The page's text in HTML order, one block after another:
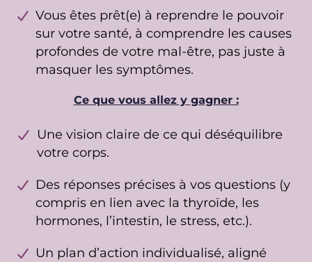
Vous êtes prêt(e) à reprendre le pouvoir
sur votre santé, à comprendre les causes
profondes de votre mal-être, pas juste à
masquer les symptômes.
Ce que vous allez y gagner :
Une vision claire de ce qui déséquilibre
votre corps.
Des réponses précises à vos questions (y
compris en lien avec la thyroïde, les
hormones, l’intestin, le stress, etc.).
Un plan d’action individualisé, aligné